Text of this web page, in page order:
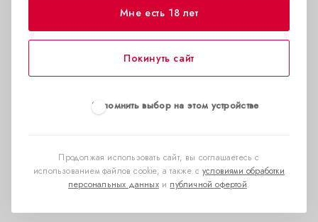
Мне есть 18 лет
Покинуть сайт
Запомнить выбор на этом устройстве
Продолжая использовать сайт, вы соглашаетесь с
использованием файлов cookie, а также сусловиями обработки
персональных данныхи публичной офертой.